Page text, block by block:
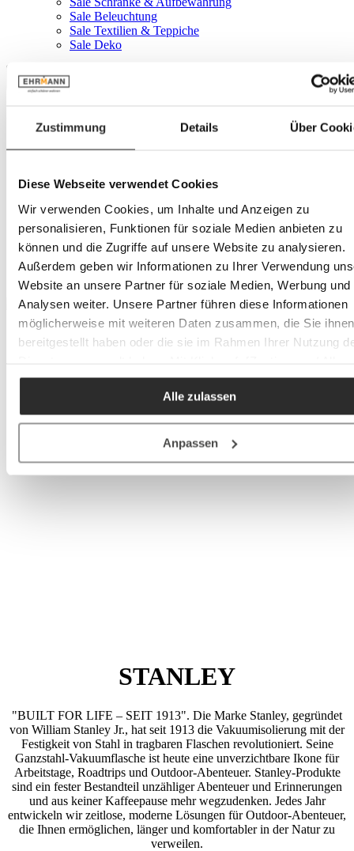
Zustimmung Details Über
Diese Webseite verwendet Cookies
Wir verwenden Cookies, um Inhalte und Anzeigen zu
personalisieren, Funktionen für soziale Medien anbieten zu
können und die Zugriffe auf unsere Website zu analysieren.
Außerdem geben wir Informationen zu Ihrer Verwendung
Website an unsere Partner für soziale Medien, Werbung und
Analysen weiter. Unsere Partner führen diese Informationen
möglicherweise mit weiteren Daten zusammen, die Sie ihnen
bereitgestellt haben oder die sie im Rahmen Ihrer Nutzung
akzeptieren / etc.]“ erteilen Sie Ihre Einwilligung auch in die
Weitergabe über Ihr Verhalten in unserem Shop an unseren
Partner, die shopware AG (Ebbinghoff 10, 48624
Deutschland), die diese Daten Ihnen nicht persönlich
Produktverbesserungen, Marktverhaltensanalysen)
Alle zulassen
Anpassen
Sale Beleuchtung
Sale Textilien & Teppiche
Sale Deko
Service
Marken
STANLEY
"BUILT FOR LIFE – SEIT 1913". Die Marke Stanley, gegründet
von William Stanley Jr., hat seit 1913 die Vakuumisolierung mit der
Festigkeit von Stahl in tragbaren Flaschen revolutioniert. Seine
Ganzstahl-Vakuumflasche ist heute eine unverzichtbare Ikone für
Arbeitstage, Roadtrips und Outdoor-Abenteuer. Stanley-Produkte
sind ein fester Bestandteil unzähliger Abenteuer und Erinnerungen
und aus keiner Kaffeepause mehr wegzudenken. Jedes Jahr
entwickeln wir zeitlose, moderne Lösungen für Outdoor-Abenteuer,
die Ihnen ermöglichen, länger und komfortabler in der Natur zu
verweilen.